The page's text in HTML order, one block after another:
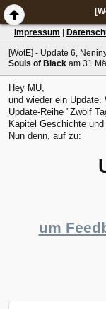
Impressum
[WotE] - Update 6,
Souls of Black am 31
Hey MU,
und wieder ein
Update-Reihe "Zwölf
Kapitel Geschichte
Nun denn, auf zu:
um